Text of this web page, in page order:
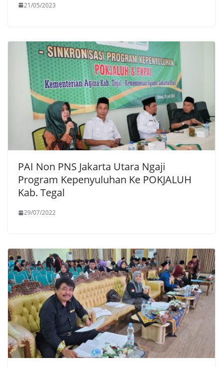
21/05/2023
PAI Non PNS Jakarta Utara Ngaji
Program Kepenyuluhan Ke POKJALUH
Kab. Tegal
29/07/2022